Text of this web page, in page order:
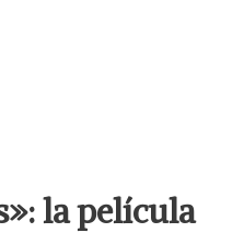
la película